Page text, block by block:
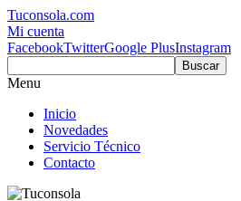
Tuconsola.com
Mi cuenta
FacebookTwitterGoogle PlusInstagram
Buscar
Menu
Inicio
Novedades
Servicio Técnico
Contacto